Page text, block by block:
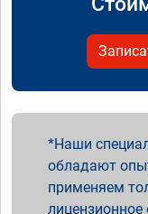
Наши
обладают
применяем